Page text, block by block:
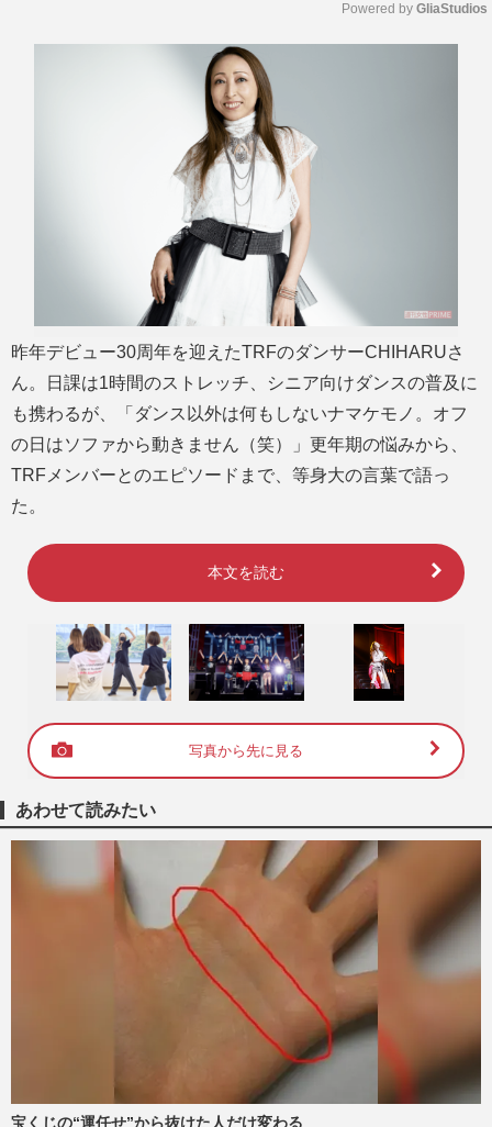
Powered by GliaStudios
昨年デビュー30周年を迎えたTRFのダンサーCHIHARUさ
ん。日課は1時間のストレッチ、シニア向けダンスの普及に
も携わるが、「ダンス以外は何もしないナマケモノ。オフ
の日はソファから動きません（笑）」更年期の悩みから、
TRFメンバーとのエピソードまで、等身大の言葉で語っ
た。
本文を読む
写真から先に見る
あわせて読みたい
宝くじの“運任せ”から抜けた人だけ変わる